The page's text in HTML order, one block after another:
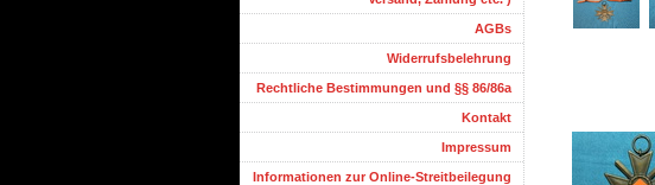
AGBs
Widerrufsbelehrung
Rechtliche Bestimmungen und §§ 86/86a
Kontakt
Impressum
Informationen zur Online-Streitbeilegung